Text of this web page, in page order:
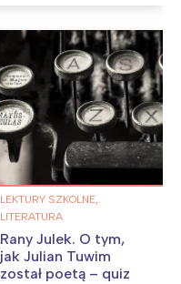
LEKTURY SZKOLNE,
LITERATURA
Rany Julek. O tym,
jak Julian Tuwim
został poetą – quiz